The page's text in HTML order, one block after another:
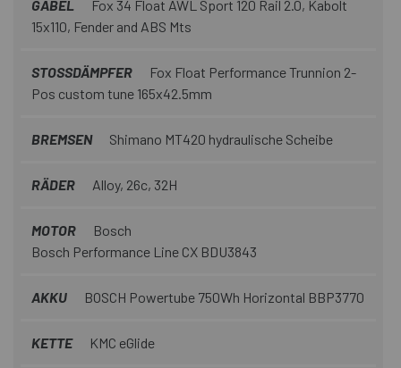
GABEL
Fox 34 Float AWL Sport 120 Rail 2.0, Kabolt
15x110, Fender and ABS Mts
STOSSDÄMPFER
Fox Float Performance Trunnion 2-
Pos custom tune 165x42.5mm
BREMSEN Shimano MT420 hydraulische Scheibe
RÄDER Alloy, 26c, 32H
MOTOR
Bosch
Bosch Performance Line CX BDU3843
AKKU BOSCH Powertube 750Wh Horizontal BBP3770
KETTE KMC eGlide